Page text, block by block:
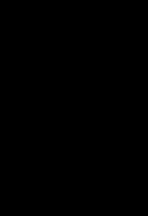
au
et